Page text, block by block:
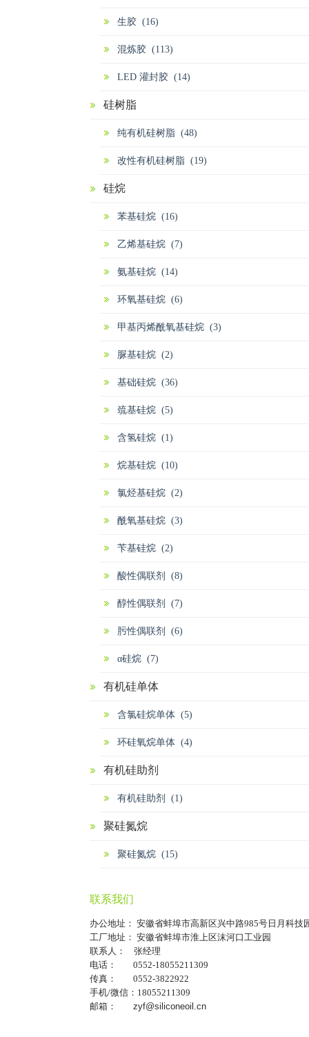
生胶 (16)
混炼胶 (113)
LED 灌封胶 (14)
硅树脂
纯有机硅树脂 (48)
改性有机硅树脂 (19)
硅烷
苯基硅烷 (16)
乙烯基硅烷 (7)
氨基硅烷 (14)
环氧基硅烷 (6)
甲基丙烯酰氧基硅烷 (3)
脲基硅烷 (2)
基础硅烷 (36)
巯基硅烷 (5)
含氢硅烷 (1)
烷基硅烷 (10)
氯烃基硅烷 (2)
酰氧基硅烷 (3)
苄基硅烷 (2)
酸性偶联剂 (8)
醇性偶联剂 (7)
肟性偶联剂 (6)
α硅烷 (7)
有机硅单体
含氯硅烷单体 (5)
环硅氧烷单体 (4)
有机硅助剂
有机硅助剂 (1)
聚硅氮烷
聚硅氮烷 (15)
联系我们
办公地址： 安徽省蚌埠市高新区兴中路985号日月科技
工厂地址： 安徽省蚌埠市淮上区沫河口工业园
联系人： 张经理
电话： 0552-18055211309
传真： 0552-3822922
手机/微信：18055211309
邮箱： zyf@siliconeoil.cn